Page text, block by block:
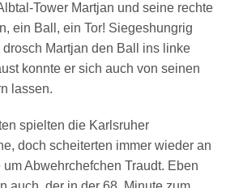
Tower Martjan und seine rechte
ein Ball, ein Tor! Siegeshungrig
Martjan den Ball ins linke
konnte er sich auch von seinen
lassen.
spielten die Karlsruher
doch scheiterten immer wieder an
Abwehrchefchen Traudt. Eben